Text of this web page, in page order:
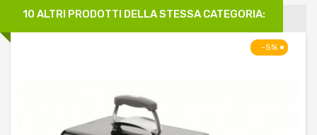
10 ALTRI PRODOTTI DELLA STESSA CATEGORIA:
-5%